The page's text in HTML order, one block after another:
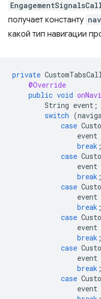
получает константу
какой тип навигации
private
@Override
public void
String event ;
switch (
case
event
break ;
case
event
break ;
case
event
break ;
case
event
break ;
case
event
break ;
case
event